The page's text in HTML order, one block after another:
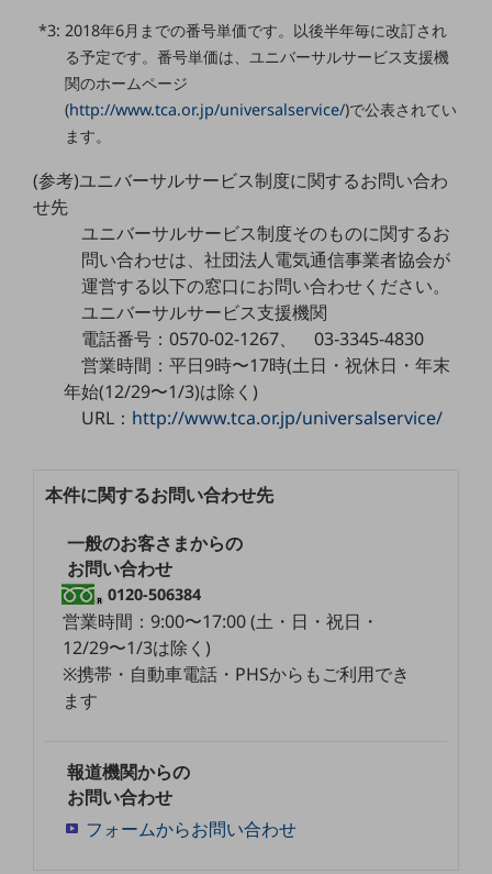
遠隔監視
顧客体験（CX）改善
自動化・省電化
人材不足解消
業種・業態で探す
業種・業態で探すTOP
キーワードで探す
モバイルTOP
法人向けスマホ・携帯に関する、
おすすめの機種、料金やサービスをご紹介
ビジネス向けスマートフォン
データ通信製品
ドコモケータイ
*3: 2018年6月までの番号単価です。以後半年毎に改訂され
る予定です。番号単価は、ユニバーサルサービス支援機
関のホームページ
(http://www.tca.or.jp/universalservice/)で公表されてい
ます。
(参考)ユニバーサルサービス制度に関するお問い合わ
せ先
ユニバーサルサービス制度そのものに関するお
問い合わせは、社団法人電気通信事業者協会が
運営する以下の窓口にお問い合わせください。
ユニバーサルサービス支援機関
電話番号：0570-02-1267、 03-3345-4830
営業時間：平日9時〜17時(土日・祝休日・年末
年始(12/29〜1/3)は除く)
URL： http://www.tca.or.jp/universalservice/
本件に関するお問い合わせ先
一般のお客さまからの
お問い合わせ
0120-506384
営業時間：9:00〜17:00 (土・日・祝日・
12/29〜1/3は除く)
※携帯・自動車電話・PHSからもご利用でき
ます
報道機関からの
お問い合わせ
フォームからお問い合わせ